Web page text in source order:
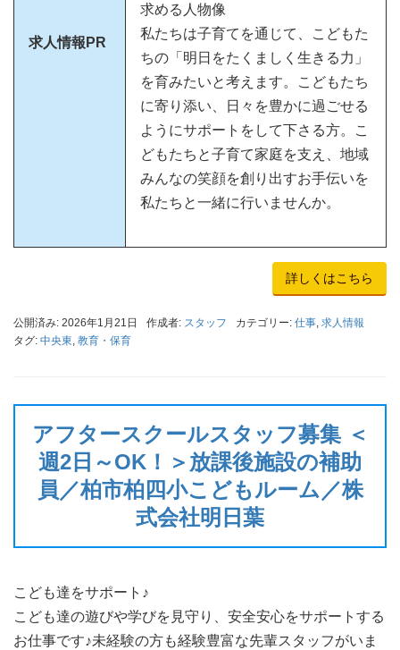
求人情報PR
求める人物像
私たちは子育てを通じて、こどもた
ちの「明日をたくましく生きる力」
を育みたいと考えます。こどもたち
に寄り添い、日々を豊かに過ごせる
ようにサポートをして下さる方。こ
どもたちと子育て家庭を支え、地域
みんなの笑顔を創り出すお手伝いを
私たちと一緒に行いませんか。
詳しくはこちら
公開済み: 2026年1月21日 作成者: スタッフ カテゴリー: 仕事 求人情報
タグ: 中央東 教育・保育
アフタースクールスタッフ募集 ＜
週2日～OK！＞放課後施設の補助
員／柏市柏四小こどもルーム／株
式会社明日葉
こども達をサポート♪
こども達の遊びや学びを見守り、安全安心をサポートする
お仕事です♪未経験の方も経験豊富な先輩スタッフがいま